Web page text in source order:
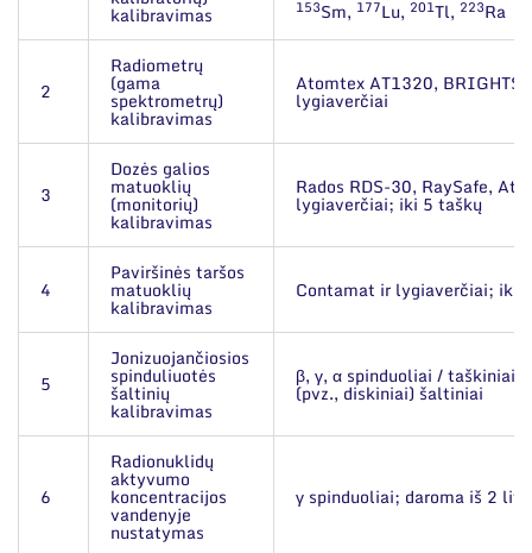
organizacijose bei asociacijose
ES parama
Susisiekite su mumis
kalibravimas 153Sm, 177Lu, 201Tl, 223Ra
2
Radiometrų
(gama
spektrometrų)
kalibravimas
Atomtex AT1320,
lygiaverčiai
3
Dozės galios
matuoklių
(monitorių)
kalibravimas
Rados RDS-30, RaySafe,
lygiaverčiai; iki 5 taškų
4
Paviršinės taršos
matuoklių
kalibravimas
Contamat ir lygiaverčiai; iki
5
Jonizuojančiosios
spinduliuotės
šaltinių
kalibravimas
β, γ, α spinduoliai / taškiniai
(pvz., diskiniai) šaltiniai
6
Radionuklidų
aktyvumo
koncentracijos
vandenyje
nustatymas
γ spinduoliai; daroma iš 2